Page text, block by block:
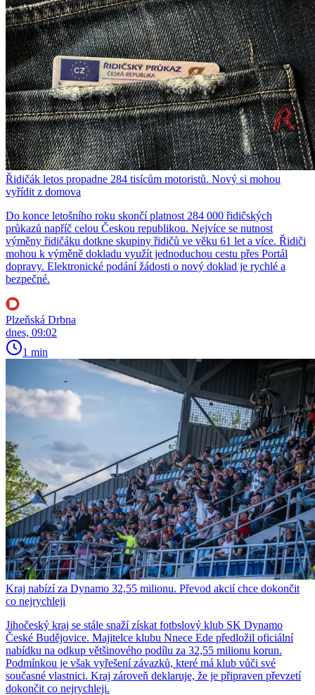
Řidičák letos propadne 284 tisícům motoristů. Nový si mohou
vyřídit z domova
Do konce letošního roku skončí platnost 284 000 řidičských
průkazů napříč celou Českou republikou. Nejvíce se nutnost
výměny řidičáku dotkne skupiny řidičů ve věku 61 let a více. Řidiči
mohou k výměně dokladu využít jednoduchou cestu přes Portál
dopravy. Elektronické podání žádosti o nový doklad je rychlé a
bezpečné.
Plzeňská Drbna
dnes, 09:02
1 min
Kraj nabízí za Dynamo 32,55 milionu. Převod akcií chce dokončit
co nejrychleji
Jihočeský kraj se stále snaží získat fotbslový klub SK Dynamo
České Budějovice. Majitelce klubu Nnece Ede předložil oficiální
nabídku na odkup většinového podílu za 32,55 milionu korun.
Podmínkou je však vyřešení závazků, které má klub vůči své
současné vlastnici. Kraj zároveň deklaruje, že je připraven převzetí
dokončit co nejrychleji.